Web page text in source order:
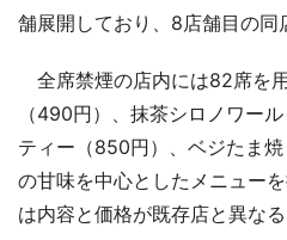
舗展開しており、8店舗目の同
全席禁煙の店内には82席を
（490円）、抹茶シロノワー
ティー（850円）、ベジたま
の甘味を中心としたメニュー
は内容と価格が既存店と異なる